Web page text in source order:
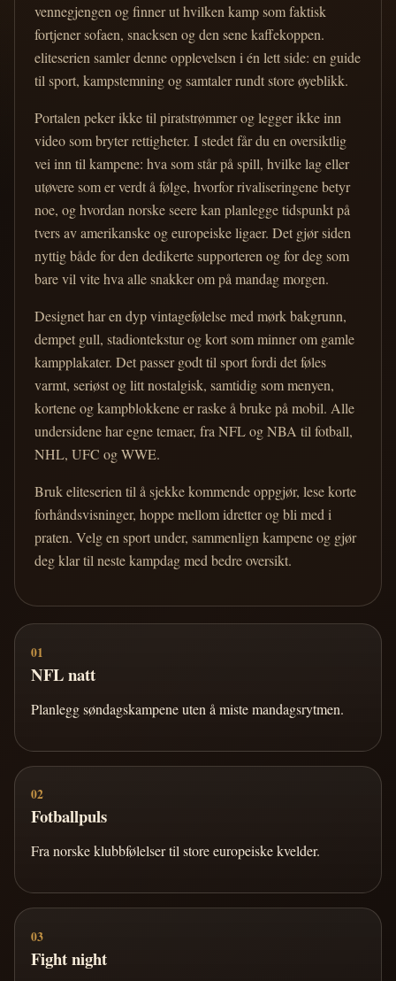
vennegjengen og finner ut hvilken kamp som faktisk
fortjener sofaen, snacksen og den sene kaffekoppen.
eliteserien samler denne opplevelsen i én lett side: en guide
til sport, kampstemning og samtaler rundt store øyeblikk.
Portalen peker ikke til piratstrømmer og legger ikke inn
video som bryter rettigheter. I stedet får du en oversiktlig
vei inn til kampene: hva som står på spill, hvilke lag eller
utøvere som er verdt å følge, hvorfor rivaliseringene betyr
noe, og hvordan norske seere kan planlegge tidspunkt på
tvers av amerikanske og europeiske ligaer. Det gjør siden
nyttig både for den dedikerte supporteren og for deg som
bare vil vite hva alle snakker om på mandag morgen.
Designet har en dyp vintagefølelse med mørk bakgrunn,
dempet gull, stadiontekstur og kort som minner om gamle
kampplakater. Det passer godt til sport fordi det føles
varmt, seriøst og litt nostalgisk, samtidig som menyen,
kortene og kampblokkene er raske å bruke på mobil. Alle
undersidene har egne temaer, fra NFL og NBA til fotball,
NHL, UFC og WWE.
Bruk eliteserien til å sjekke kommende oppgjør, lese korte
forhåndsvisninger, hoppe mellom idretter og bli med i
praten. Velg en sport under, sammenlign kampene og gjør
deg klar til neste kampdag med bedre oversikt.
01
NFL natt
Planlegg søndagskampene uten å miste mandagsrytmen.
02
Fotballpuls
Fra norske klubbfølelser til store europeiske kvelder.
03
Fight night